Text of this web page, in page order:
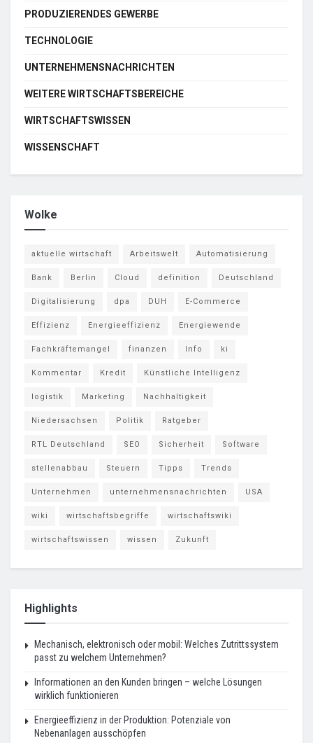
PRODUZIERENDES GEWERBE
TECHNOLOGIE
UNTERNEHMENSNACHRICHTEN
WEITERE WIRTSCHAFTSBEREICHE
WIRTSCHAFTSWISSEN
WISSENSCHAFT
Wolke
aktuelle wirtschaft Arbeitswelt Automatisierung
Bank Berlin Cloud definition Deutschland
Digitalisierung dpa DUH E-Commerce
Effizienz Energieeffizienz Energiewende
Fachkräftemangel finanzen Info ki
Kommentar Kredit Künstliche Intelligenz
logistik Marketing Nachhaltigkeit
Niedersachsen Politik Ratgeber
RTL Deutschland SEO Sicherheit Software
stellenabbau Steuern Tipps Trends
Unternehmen unternehmensnachrichten USA
wiki wirtschaftsbegriffe wirtschaftswiki
wirtschaftswissen wissen Zukunft
Highlights
Mechanisch, elektronisch oder mobil: Welches Zutrittssystem
passt zu welchem Unternehmen?
Informationen an den Kunden bringen – welche Lösungen
wirklich funktionieren
Energieeffizienz in der Produktion: Potenziale von
Nebenanlagen ausschöpfen